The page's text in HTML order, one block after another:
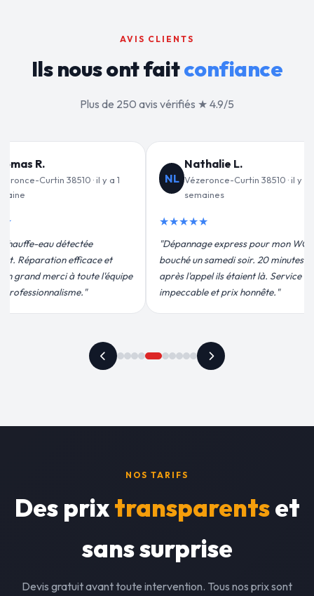
AVIS CLIENTS
Ils nous ont faitconfiance
Plus de 250 avis vérifiés ★ 4.9/5
L.
Curtin 38510 · il y a 2
pour mon WC
soir. 20 minutes
étaient là. Service
prix honnête."
JF
Jean-François C.
Vézeronce-Curtin 38510 · il y a 3
semaines
★★★★★
"Remplacement de mon chauffe-eau en
moins de 2h. Équipe très pro, devis
conforme, chantier propre. Je
recommande vivement."
NOS TARIFS
Des prixtransparentset
sans surprise
Devis gratuit avant toute intervention. Tous nos prix sont